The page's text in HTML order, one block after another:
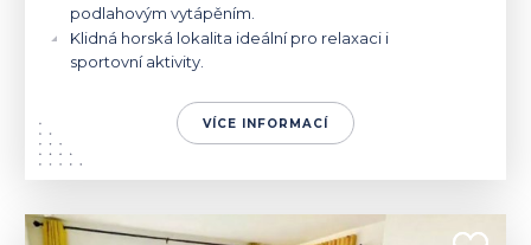
podlahovým vytápěním.
Klidná horská lokalita ideální pro relaxaci i
sportovní aktivity.
VÍCE INFORMACÍ
ITÁLIE | BOLZANO